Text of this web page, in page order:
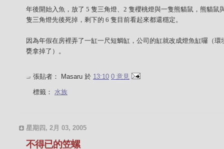
年後開始入魚，放了 5 隻三角燈、2 隻櫻桃燈與一隻熊貓鼠， 熊貓鼠
隻三角燈先後死掉， 剩下的 6 隻目前看起來都還穩定。
因為年假在房裡弄了一缸一尺短鯛缸，公司的缸就改成燈魚缸囉（環
甕拿掉了）。
張貼者： Masaru 於 13:10 0 意見
標籤： 水族
星期四, 2月 03, 2005
不得已的笠螺